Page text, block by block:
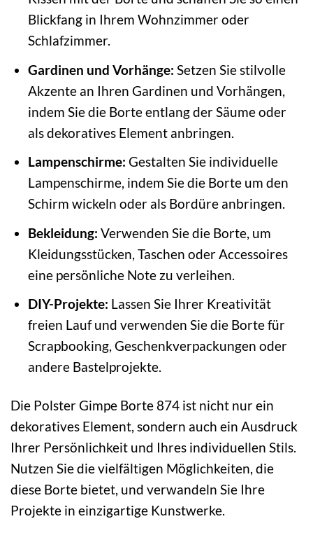
Blickfang in Ihrem Wohnzimmer oder
Schlafzimmer.
Gardinen und Vorhänge: Setzen Sie stilvolle
Akzente an Ihren Gardinen und Vorhängen,
indem Sie die Borte entlang der Säume oder
als dekoratives Element anbringen.
Lampenschirme: Gestalten Sie individuelle
Lampenschirme, indem Sie die Borte um den
Schirm wickeln oder als Bordüre anbringen.
Bekleidung: Verwenden Sie die Borte, um
Kleidungsstücken, Taschen oder Accessoires
eine persönliche Note zu verleihen.
DIY-Projekte: Lassen Sie Ihrer Kreativität
freien Lauf und verwenden Sie die Borte für
Scrapbooking, Geschenkverpackungen oder
andere Bastelprojekte.
Die Polster Gimpe Borte 874 ist nicht nur ein
dekoratives Element, sondern auch ein Ausdruck
Ihrer Persönlichkeit und Ihres individuellen Stils.
Nutzen Sie die vielfältigen Möglichkeiten, die
diese Borte bietet, und verwandeln Sie Ihre
Projekte in einzigartige Kunstwerke.